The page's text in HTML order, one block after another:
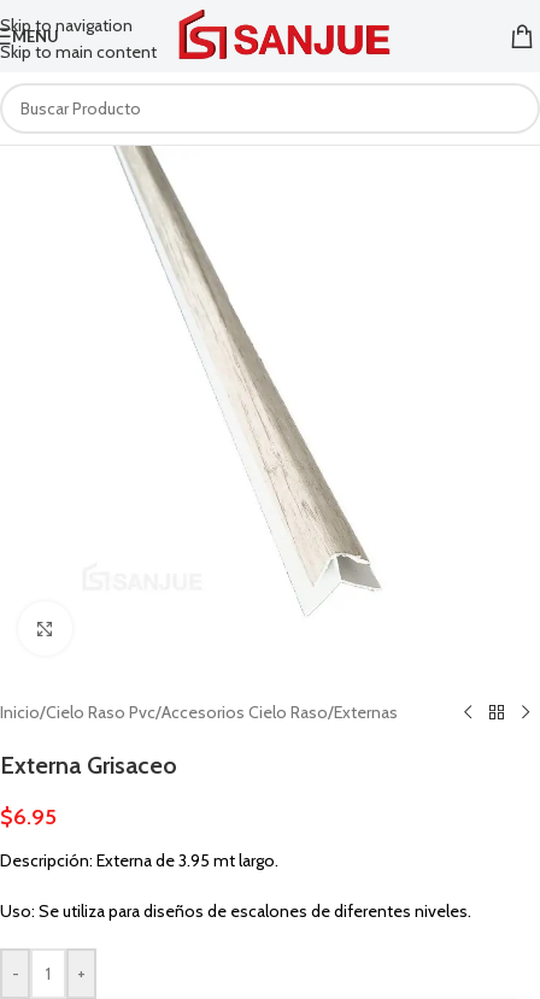
Skip to navigation
Skip to main content
MENU
Inicio/Cielo Raso Pvc/Accesorios Cielo Raso/Externas
Externa Grisaceo
$6.95
Descripción: Externa de 3.95 mt largo.
Uso: Se utiliza para diseños de escalones de diferentes niveles.
- +